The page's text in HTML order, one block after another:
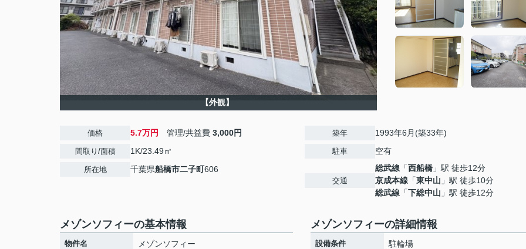
【外観】
価格 5.7万円 管理/共益費 3,000円
間取り/面積 1K/23.49㎡
所在地 千葉県船橋市二子町606
築年 1993年6月(築33年)
駐車 空有
交通
総武線 「西船橋 」駅 徒歩12分
京成本線 「東中山 」駅 徒歩10分
総武線 「下総中山 」駅 徒歩12分
メゾンソフィーの基本情報
物件名 メゾンソフィー
メゾンソフィーの詳細情報
設備条件
駐輪場